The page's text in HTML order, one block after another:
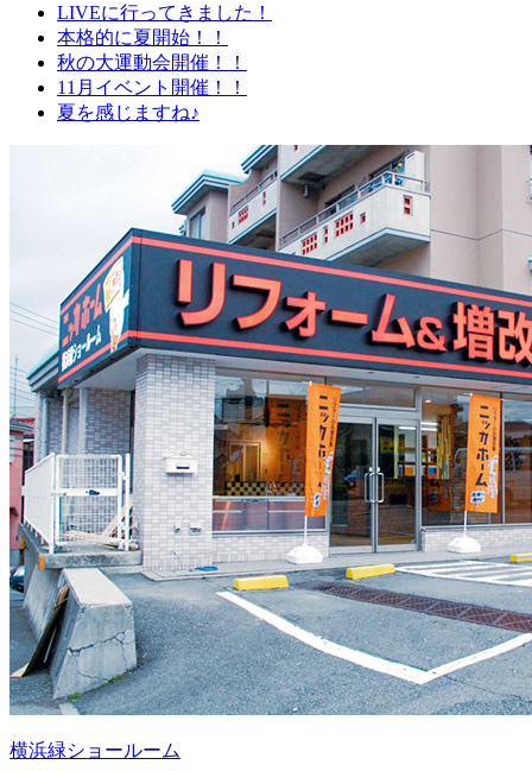
LIVEに行ってきました！
本格的に夏開始！！
秋の大運動会開催！！
11月イベント開催！！
夏を感じますね♪
横浜緑ショールーム